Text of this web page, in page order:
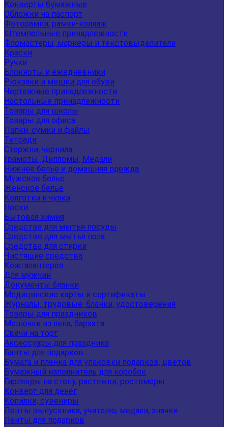
Конверты бумажные
Обложки на паспорт
Фоторамки, рамки-коллаж
Штемпельные принадлежности
Фломастеры, маркеры и текстовыделители
Краски
Ручки
Блокноты и ежедневники
Рюкзаки и мешки для обуви
Чертежные принадлежности
Настольные принадлежности
Товары для школы
Товары для офиса
Папки, сумки и файлы
Тетради
Стержни, чернила
Грамоты, Дипломы, Медали
Нижнее белье и домашняя одежда
Мужское белье
Женское белье
Колготки и чулки
Носки
Бытовая химия
Средства для мытья посуды
Средство для мытья пола
Средства для стирки
Чистящие средства
Кожгалантерея
Для мужчин
Документы бланки
Медицинские карты и сертификаты
Журналы, трудовые, бланки, удостоверения
Товары для праздников
Мешочки из льна, бархата
Свечи на торт
Аксессуары для праздника
Банты для подарков
Бумага и пленка для упаковки подарков, цветов
Бумажный наполнитель для коробок
Гирлянды на стену, растяжки, ростомеры
Конверт для денег
Копилки, сувениры
Ленты выпускника, учителю, медали, значки
Ленты для подарков